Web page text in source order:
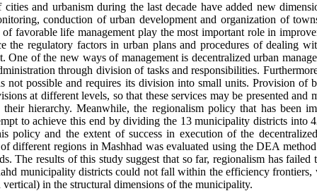
and urbanism during the last decade have added new
conduction of urban development and organization of
favorable life management play the most important role in
the regulatory factors in urban plans and procedures of dealing
One of the new ways of management is decentralized urban
through division of tasks and responsibilities.
not possible and requires its division into small units. Provision of
at different levels, so that these services may be presented and
hierarchy. Meanwhile, the regionalism policy that has been
to achieve this end by dividing the 13 municipality districts into
policy and the extent of success in execution of the
different regions in Mashhad was evaluated using the DEA
The results of this study suggest that so far, regionalism has failed
municipality districts could not fall within the efficiency
in the structural dimensions of the municipality.